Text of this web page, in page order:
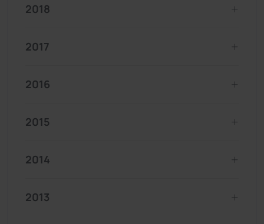
2018
2017
2016
2015
2014
2013